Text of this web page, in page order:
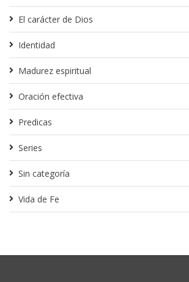
El carácter de Dios
Identidad
Madurez espiritual
Oración efectiva
Predicas
Series
Sin categoría
Vida de Fe